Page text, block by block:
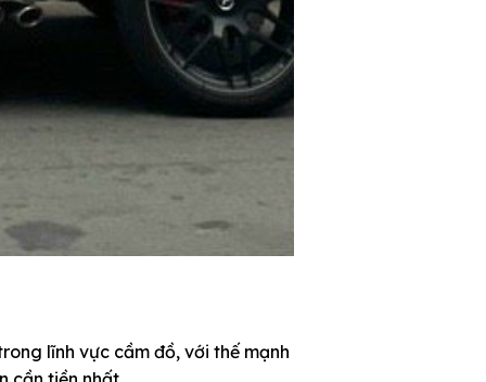
lĩnh vực cầm đồ, với thế mạnh